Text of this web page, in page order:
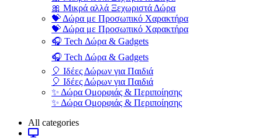
🎀 Μικρά αλλά Ξεχωριστά Δώρα
💝 Δώρα με Προσωπικό Χαρακτήρα
💝 Δώρα με Προσωπικό Χαρακτήρα
🎧 Tech Δώρα & Gadgets
🎧 Tech Δώρα & Gadgets
🎈 Ιδέες Δώρων για Παιδιά
🎈 Ιδέες Δώρων για Παιδιά
✨ Δώρα Ομορφιάς & Περιποίησης
✨ Δώρα Ομορφιάς & Περιποίησης
All categories